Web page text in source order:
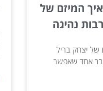
המיזם של
נהיגה
של יצחק בריל
אחד שאפשר